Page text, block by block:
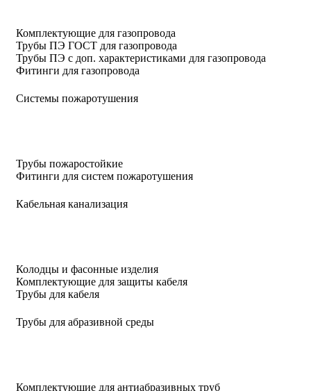
Комплектующие для газопровода
Трубы ПЭ ГОСТ для газопровода
Трубы ПЭ с доп. характеристиками для газопровода
Фитинги для газопровода
Системы пожаротушения
Трубы пожаростойкие
Фитинги для систем пожаротушения
Кабельная канализация
Колодцы и фасонные изделия
Комплектующие для защиты кабеля
Трубы для кабеля
Трубы для абразивной среды
Комплектующие для антиабразивных труб